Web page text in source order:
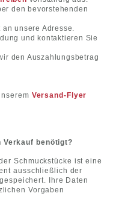
den bevorstehenden
unsere Adresse.
und kontaktieren Sie
den Auszahlungsbetrag
Versand-Flyer
Verkauf benötigt?
Schmuckstücke ist eine
ausschließlich der
Ihre Daten
Vorgaben